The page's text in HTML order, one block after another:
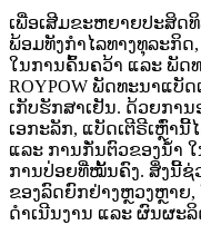
ເພື່ອເສີມຂະຫຍາຍປະສິດ
ພ້ອມທັງກຳໄລທາງທຸລະກິ
ໃນການຄົ້ນຄວ້າ ແລະ ພັດ
ROYPOW ພັດທະນາແບັ
ເກັບຮັກສາເຢັນ. ດ້ວຍກາ
ເອກະລັກ, ແບັດເຕີຣີເຫຼົ່ານີ້
ແລະ ການກັ່ນຕົວຂອງນ້ຳ
ການປ່ອຍທີ່ໝັ້ນຄົງ. ສິ່ງນີ້ຊ່
ຂອງລົດຍົກຢ່າງຫຼວງຫຼາຍ
ດຳເນີນງານ ແລະ ຜົນຜະລິ